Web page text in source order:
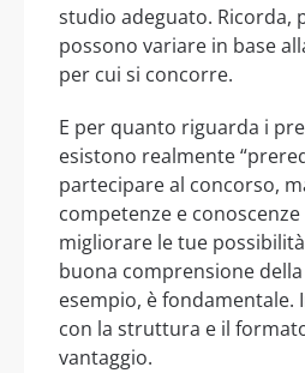
studio adeguato. Ricorda,
possono variare in base
per cui si concorre.
E per quanto riguarda i
esistono realmente
partecipare al concorso,
competenze e
migliorare le tue
buona comprensione
esempio, è
con la struttura e il
vantaggio.